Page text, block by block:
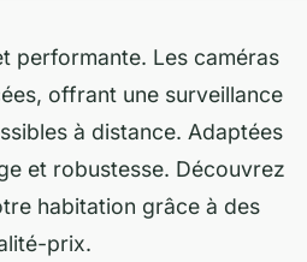
performante. Les caméras
offrant une surveillance
à distance. Adaptées
et robustesse. Découvrez
habitation grâce à des
prix.